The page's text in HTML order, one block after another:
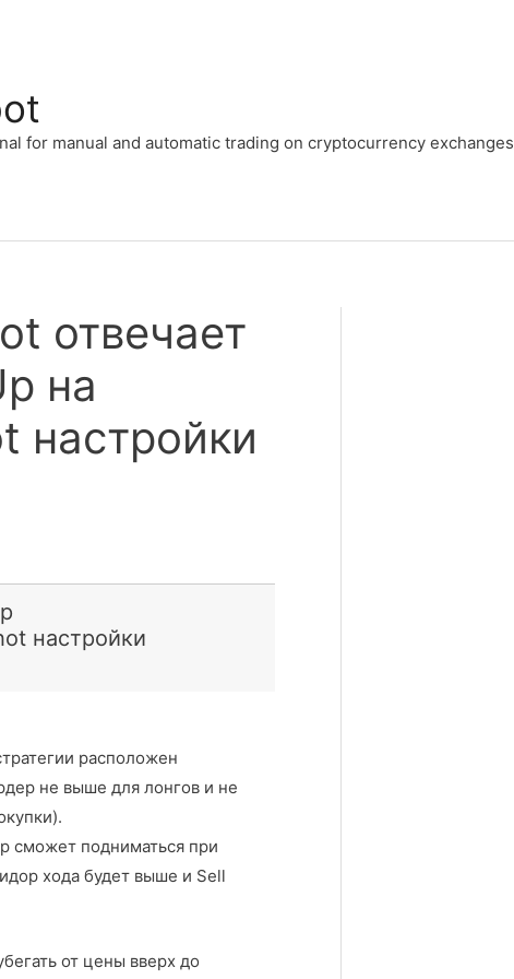
for manual and automatic trading on cryptocurrency exchanges
отвечает
на
настройки
настройки
расположен
не выше для лонгов и не
сможет подниматься при
хода будет выше и Sell
от цены вверх до